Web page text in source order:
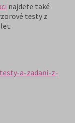
najdete také
testy z
a-zadani-z-